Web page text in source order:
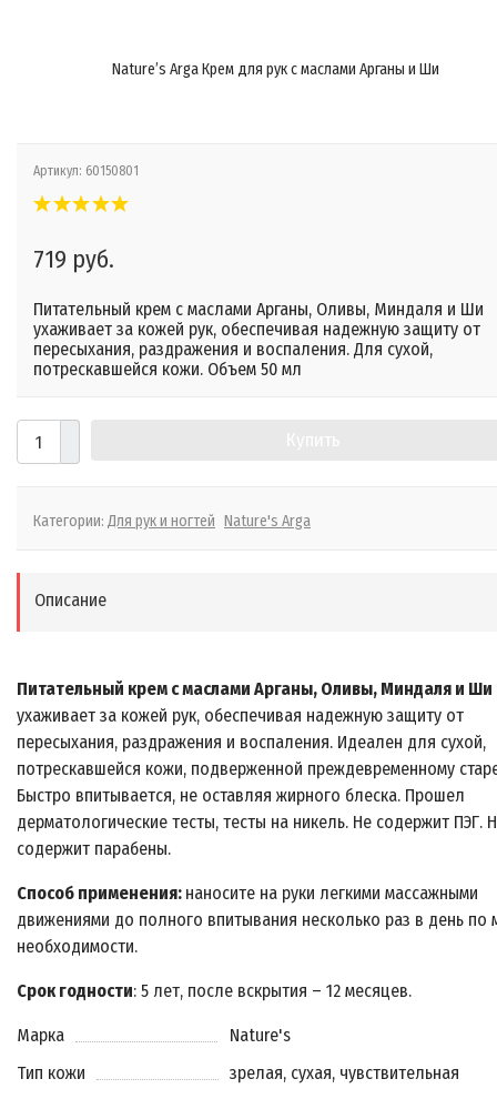
Nature’s Arga Крем для рук с маслами Арганы и Ши
Артикул: 60150801
719 руб.
Питательный крем с маслами Арганы, Оливы, Миндаля и Ши
ухаживает за кожей рук, обеспечивая надежную защиту от
пересыхания, раздражения и воспаления. Для сухой,
потрескавшейся кожи. Объем 50 мл
Категории: Для рук и ногтей Nature's Arga
Описание
Питательный крем с маслами Арганы, Оливы, Миндаля и Ши
ухаживает за кожей рук, обеспечивая надежную защиту от
пересыхания, раздражения и воспаления. Идеален для сухой,
потрескавшейся кожи, подверженной преждевременному
Быстро впитывается, не оставляя жирного блеска. Прошел
дерматологические тесты, тесты на никель. Не содержит ПЭГ.
содержит парабены.
Способ применения: наносите на руки легкими массажными
движениями до полного впитывания несколько раз в день по
необходимости.
Срок годности: 5 лет, после вскрытия – 12 месяцев.
Марка
Nature's
Тип кожи
зрелая, сухая, чувствительная